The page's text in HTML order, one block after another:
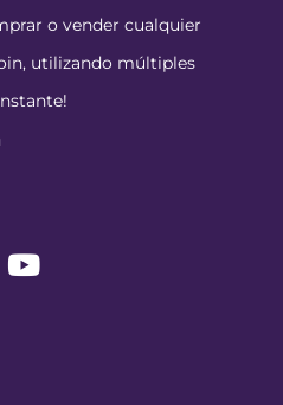
o vender cualquier
utilizando múltiples